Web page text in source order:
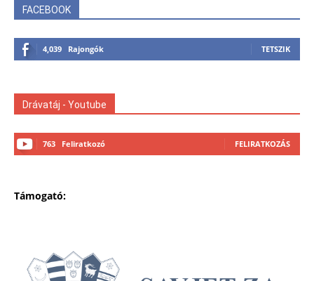
FACEBOOK
4,039 Rajongók TETSZIK
Drávatáj - Youtube
763 Feliratkozó FELIRATKOZÁS
Támogató: